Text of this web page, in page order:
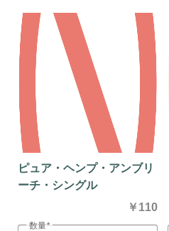
ピュア・ヘンプ・アンブリ
ーチ・シングル
￥110
数量